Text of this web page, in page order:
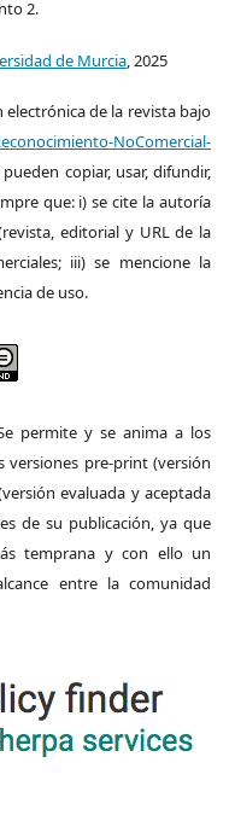
2.
de Murcia, 2025
de la revista bajo
NoComercial-
pueden copiar, usar, difundir,
que: i) se cite la autoría
editorial y URL de la
iii) se mencione la
de uso.
permite y se anima a los
versiones pre-print (versión
evaluada y aceptada
de su publicación, ya que
temprana y con ello un
entre la comunidad